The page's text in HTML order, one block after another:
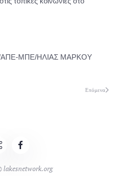
ΜΠΕ/ΗΛΙΑΣ ΜΑΡΚΟΥ
Επόμενα
lakesnetwork.org